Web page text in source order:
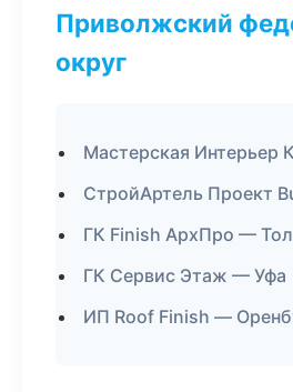
Приволжский
округ
Мастерская Интерьер
СтройАртель Проект
ГК Finish АрхПро —
ГК Сервис Этаж — Уфа
ИП Roof Finish —